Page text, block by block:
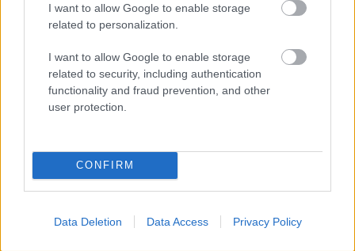
I want to allow Google to enable storage
related to personalization.
I want to allow Google to enable storage
related to security, including authentication
functionality and fraud prevention, and other
user protection.
CONFIRM
Data Deletion Data Access Privacy Policy
Egyszer fent, egyszer lent, így festett a Duna a két évvel
ezelőtti árvíz idején és így most – fotógyűjtemény
ugyanazokból a szögekből
Ilyenek eddig a tapasztalatok a vendégektől – a hőhullám
miatt ingyenes a strandolás Szolnokon
megint visszatér a forróság, újra rekkenő hőség jön, akár 38
Közzétették a szakértői állásfoglalást, a Fiumei úti fák
többsége szakszerűen már nem ápolható